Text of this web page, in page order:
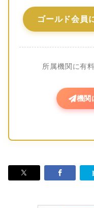
ゴールド会員
所属機関に有
機関